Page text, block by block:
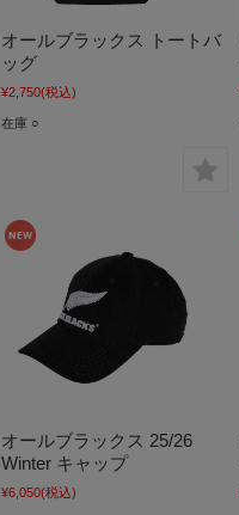
オールブラックス トートバ
ッグ
¥2,750(税込)
在庫 ○
オールブラックス 25/26
Winter キャップ
¥6,050(税込)